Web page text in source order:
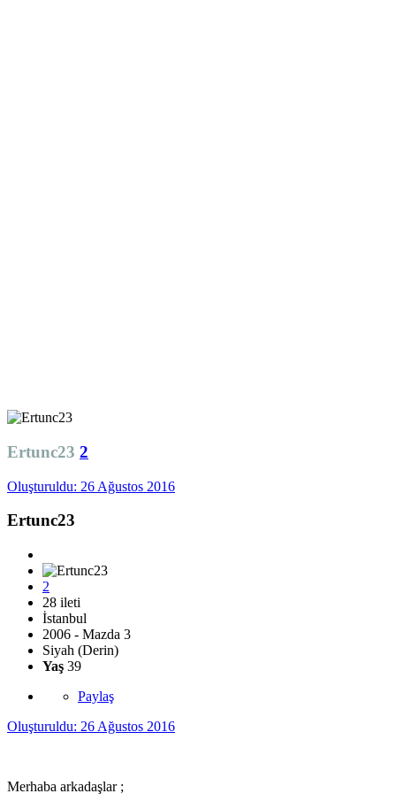
Ertunc23 2
Oluşturuldu: 26 Ağustos 2016
Ertunc23
2
28 ileti
İstanbul
2006 - Mazda 3
Siyah (Derin)
Yaş 39
Paylaş
Oluşturuldu: 26 Ağustos 2016
Merhaba arkadaşlar ;